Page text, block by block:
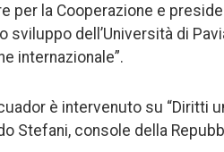
per la Cooperazione e
dell’Università di
internazionale”.
è intervenuto su “Diritti
Stefani, console della